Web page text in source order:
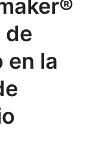
de
la